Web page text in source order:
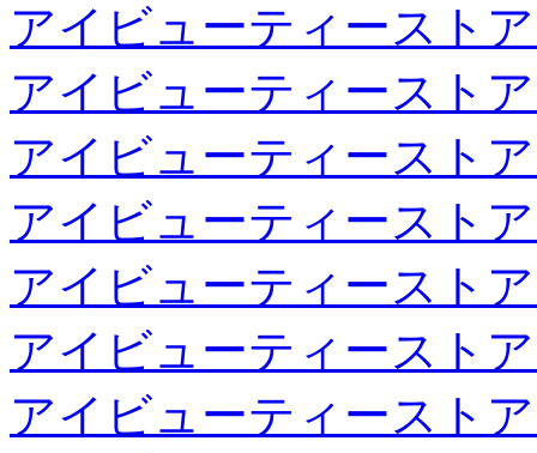
アイビューティースト
アイビューティースト
アイビューティースト
アイビューティースト
アイビューティースト
アイビューティースト
アイビューティースト